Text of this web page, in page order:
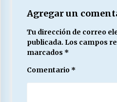
Agregar un
Tu dirección de correo
publicada. Los campos
marcados *
Comentario *